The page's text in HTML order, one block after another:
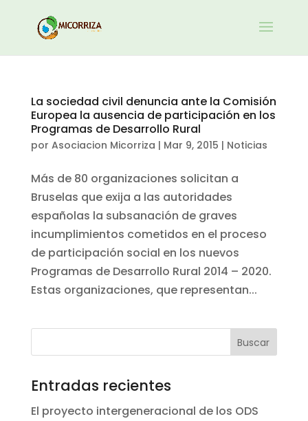
La sociedad civil denuncia ante la Comisión
Europea la ausencia de participación en los
Programas de Desarrollo Rural
por Asociacion Micorriza | Mar 9, 2015 | Noticias
Más de 80 organizaciones solicitan a
Bruselas que exija a las autoridades
españolas la subsanación de graves
incumplimientos cometidos en el proceso
de participación social en los nuevos
Programas de Desarrollo Rural 2014 – 2020.
Estas organizaciones, que representan...
Entradas recientes
El proyecto intergeneracional de los ODS